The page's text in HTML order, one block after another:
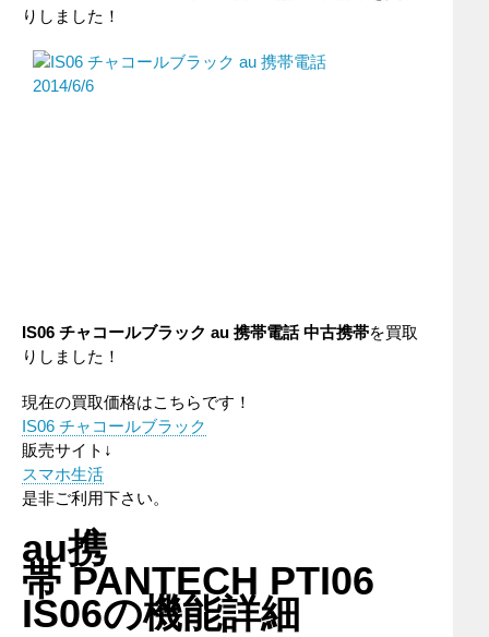
りしました！
IS06 チャコールブラック au 携帯電話中古携帯を買取
りしました！
現在の買取価格はこちらです！
IS06 チャコールブラック
販売サイト↓
スマホ生活
是非ご利用下さい。
au携
帯 PANTECH PTI06
IS06の機能詳細